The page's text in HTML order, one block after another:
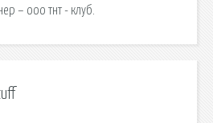
– ооо тнт - клуб.